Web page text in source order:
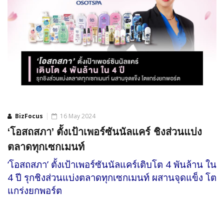
BizFocus 16 May 2024
‘โอสถสภา’ ตั้งเป้าเพอร์ซันนัลแคร์ ชิงส่วนแบ่ง
ตลาดทุกเซกเมนท์
‘โอสถสภา’ ตั้งเป้าเพอร์ซันนัลแคร์เติบโต 4 พันล้าน ใน
4 ปี รุกชิงส่วนแบ่งตลาดทุกเซกเมนท์ ผสานจุดแข็ง โต
แกร่งยกพอร์ต